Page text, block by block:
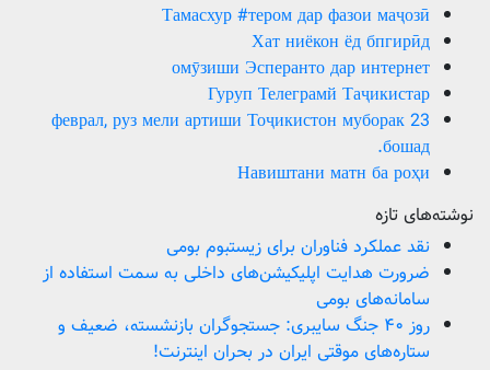
Тамасхур #тером дар фазои маҷозӣ
Хат ниёкон ёд бпгирӣд
омӯзиши Эсперанто дар интернет
Гуруп Телеграмй Таҷикистар
23 феврал, руз мели артиши Тоҷикистон муборак
бошад.
Навиштани матн ба роҳи
نوشته‌های تازه
نقد عملکرد فناوران برای زیستبوم بومی
ضرورت هدایت اپلیکیشن‌های داخلی به سمت استفاده از
سامانه‌های بومی
روز ۴۰ جنگ سایبری: جستجوگران بازنشسته، ضعیف و
ستاره‌های موقتی ایران در بحران اینترنت!